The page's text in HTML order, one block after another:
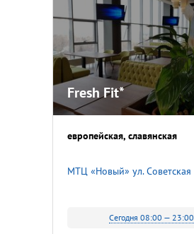
Fresh Fit*
европейская славянская
Сегодня 08:00 — 23:00